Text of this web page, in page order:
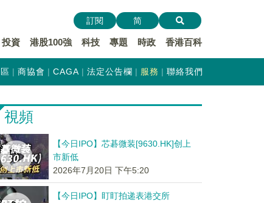
投資 港股100強 科技 專題 時政 香港百科
訂閱 简
商協會 CAGA 法定公告欄 服務 聯絡我們
視頻
【今日IPO】芯碁微装[9630.HK]创上
市新低
2026年7月20日 下午5:20
【今日IPO】盯盯拍递表港交所